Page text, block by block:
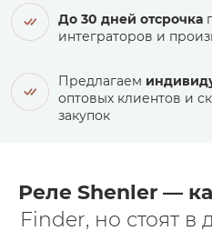
До 30 дней отсрочка
интеграторов и
Предлагаем
оптовых клиентов и
закупок
Реле Shenler —
Finder, но стоят в